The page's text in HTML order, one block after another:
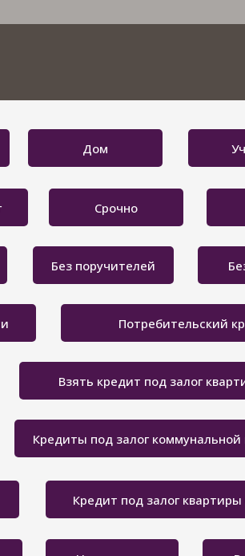
Кредит под залог
Кредиты под залог коммунальной
Взять кредит под залог
Потребительский
Без поручителей
Дом
Срочно